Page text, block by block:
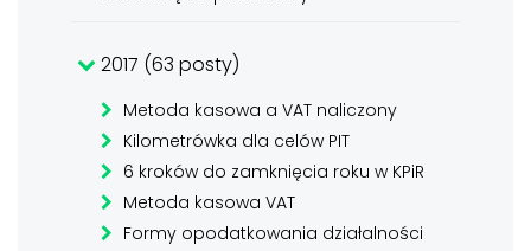
2017 (63 posty)
Metoda kasowa a VAT naliczony
Kilometrówka dla celów PIT
6 kroków do zamknięcia roku w KPiR
Metoda kasowa VAT
Formy opodatkowania działalności